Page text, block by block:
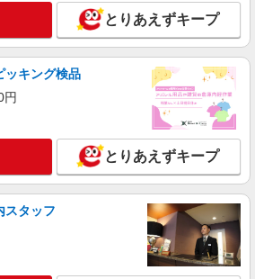
詳細を見る
駅☆子育て世代活躍！綺麗な病院で補助業
経験OK♪
給1550円〜2312円 ＜交通費全支給(ガソリ
区/駅チカで好アクセス★
詳細を見る
とりあえずキープ
ッキング検品
円
とりあえずキープ
スタッフ